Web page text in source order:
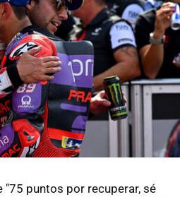
"75 puntos por recuperar, sé